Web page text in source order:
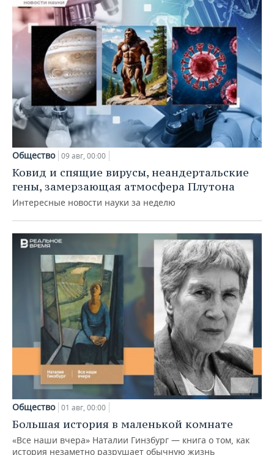
Общество 09 авг, 00:00
Ковид и спящие вирусы, неандертальские
гены, замерзающая атмосфера Плутона
Интересные новости науки за неделю
Общество 01 авг, 00:00
Большая история в маленькой комнате
«Все наши вчера» Наталии Гинзбург — книга о том, как
история незаметно разрушает обычную жизнь